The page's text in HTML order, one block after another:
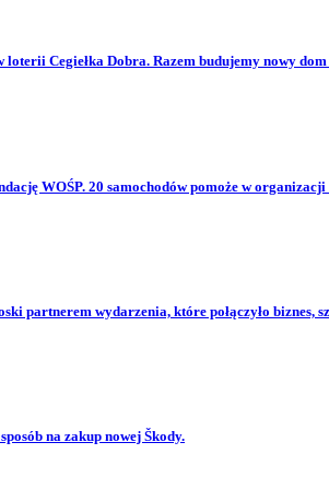
loterii Cegiełka Dobra. Razem budujemy nowy
WOŚP. 20 samochodów pomoże w
partnerem wydarzenia, które połączyło biznes,
na zakup nowej Škody.